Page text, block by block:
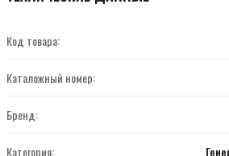
Код товара:
Каталожный номер:
Бренд:
Категория: